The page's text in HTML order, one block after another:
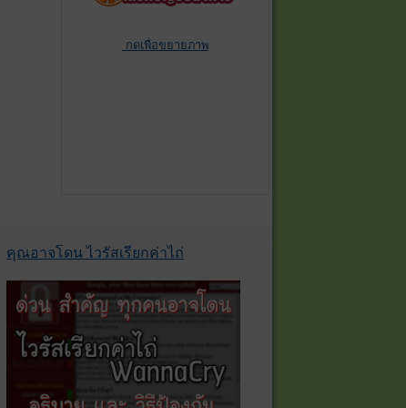
กดเพื่อขยายภาพ
คุณอาจโดน ไวรัสเรียกค่าไถ่